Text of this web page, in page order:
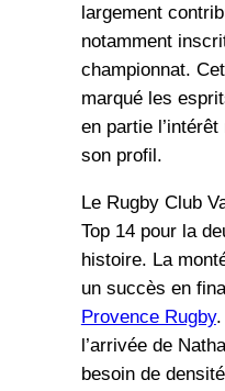
largement
notamment
championnat.
marqué les
en partie
son profil.
Le Rugby Club
Top 14 pour la
histoire. La
un succès en
Provence Rugby.
l’arrivée de
besoin de